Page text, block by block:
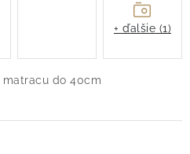
do 40cm
+ ďalšie (1)